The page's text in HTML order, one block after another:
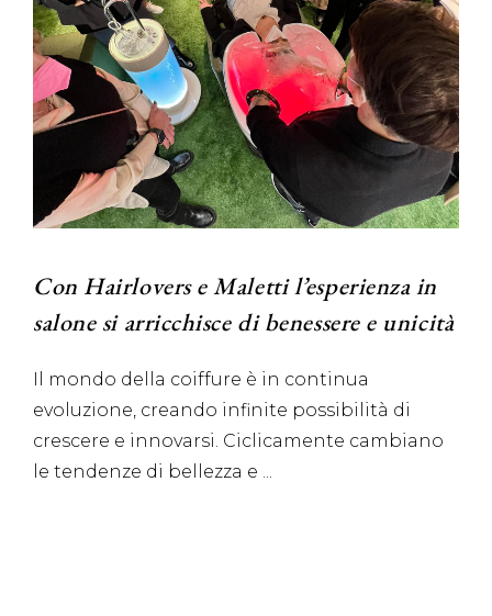
Con Hairlovers e Maletti l’esperienza in
salone si arricchisce di benessere e unicità
Il mondo della coiffure è in continua
evoluzione, creando infinite possibilità di
crescere e innovarsi. Ciclicamente cambiano
le tendenze di bellezza e